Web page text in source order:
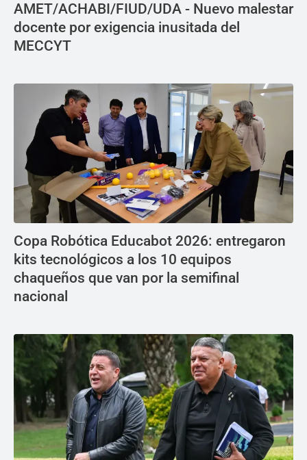
AMET/ACHABI/FIUD/UDA - Nuevo malestar
docente por exigencia inusitada del
MECCYT
Copa Robótica Educabot 2026: entregaron
kits tecnológicos a los 10 equipos
chaqueños que van por la semifinal
nacional